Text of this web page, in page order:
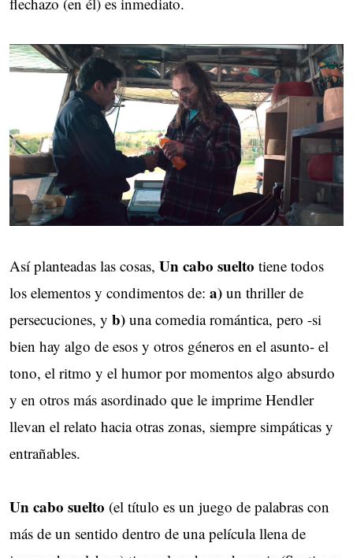
Así planteadas las cosas, Un cabo suelto tiene todos
los elementos y condimentos de: a) un thriller de
persecuciones, y b) una comedia romántica, pero -si
bien hay algo de esos y otros géneros en el asunto- el
tono, el ritmo y el humor por momentos algo absurdo
y en otros más asordinado que le imprime Hendler
llevan el relato hacia otras zonas, siempre simpáticas y
entrañables.
Un cabo suelto (el título es un juego de palabras con
más de un sentido dentro de una película llena de